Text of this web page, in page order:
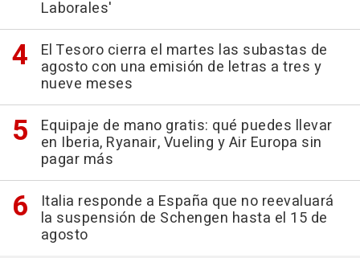
Laborales'
El Tesoro cierra el martes las subastas de
agosto con una emisión de letras a tres y
nueve meses
Equipaje de mano gratis: qué puedes llevar
en Iberia, Ryanair, Vueling y Air Europa sin
pagar más
Italia responde a España que no reevaluará
la suspensión de Schengen hasta el 15 de
agosto